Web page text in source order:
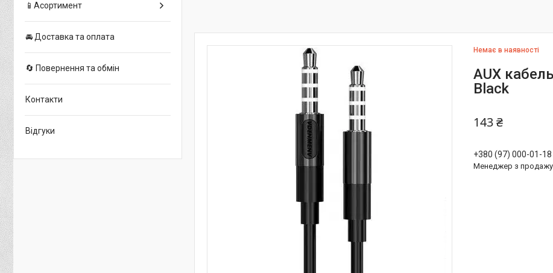
Немає в наявності
AUX
Black
143 ₴
+380 (97) 000-01-18
Менеджер з продажу
📱Асортимент
🚘 Доставка та оплата
🔄 Повернення та обмін
Контакти
Відгуки